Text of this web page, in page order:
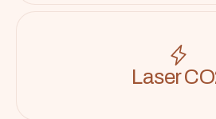
Laser